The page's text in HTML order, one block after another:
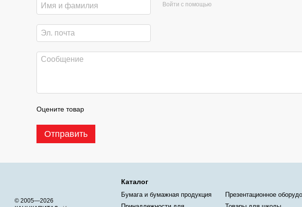
Войти с помощью
Оцените товар
Отправить
© 2005—2026
Каталог
Бумага и бумажная продукция
Презентационное